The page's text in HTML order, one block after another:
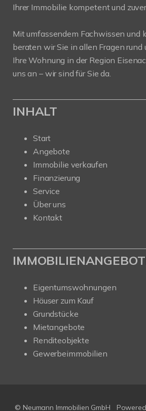
Ihrer Immobilie kompetent und
Mit umfassendem Fachwissen und
beraten wir Sie in allen Fragen rund
Ihre Wohnung in der Region
uns an – wir sind für Sie da.
INHALT
Start
Angebote
Immobilie verkaufen
Finanzierung
Service
Über uns
Kontakt
Eigentumswohnungen
Häuser zum Kauf
Grundstücke
Mietangebote
Renditeobjekte
Gewerbeimmobilien
© Neumann Immobilien GmbH